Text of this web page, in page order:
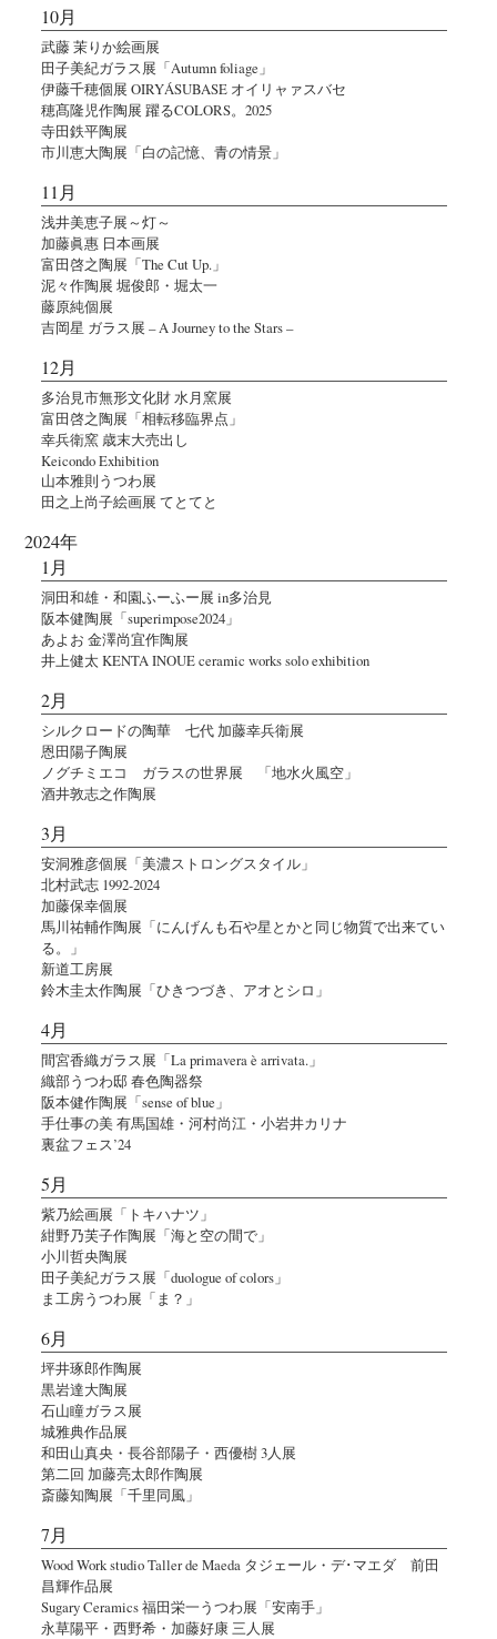
10月
武藤 茉りか絵画展
田子美紀ガラス展「Autumn foliage」
伊藤千穂個展 OIRYÁSUBASE オイリャァスバセ
穂髙隆児作陶展 躍るCOLORS。2025
寺田鉄平陶展
市川恵大陶展「白の記憶、青の情景」
11月
浅井美恵子展～灯～
加藤眞惠 日本画展
富田啓之陶展「The Cut Up.」
泥々作陶展 堀俊郎・堀太一
藤原純個展
吉岡星 ガラス展 – A Journey to the Stars –
12月
多治見市無形文化財 水月窯展
富田啓之陶展「相転移臨界点」
幸兵衛窯 歳末大売出し
Keicondo Exhibition
山本雅則うつわ展
田之上尚子絵画展 てとてと
2024年
1月
洞田和雄・和園ふーふー展 in多治見
阪本健陶展「superimpose2024」
あよお 金澤尚宜作陶展
井上健太 KENTA INOUE ceramic works solo exhibition
2月
シルクロードの陶華 七代 加藤幸兵衛展
恩田陽子陶展
ノグチミエコ ガラスの世界展 「地水火風空」
酒井敦志之作陶展
3月
安洞雅彦個展「美濃ストロングスタイル」
北村武志 1992-2024
加藤保幸個展
馬川祐輔作陶展「にんげんも石や星とかと同じ物質で出来てい
る。」
新道工房展
鈴木圭太作陶展「ひきつづき、アオとシロ」
4月
間宮香織ガラス展「La primavera è arrivata.」
織部うつわ邸 春色陶器祭
阪本健作陶展「sense of blue」
手仕事の美 有馬国雄・河村尚江・小岩井カリナ
裏盆フェス’24
5月
紫乃絵画展「トキハナツ」
紺野乃芙子作陶展「海と空の間で」
小川哲央陶展
田子美紀ガラス展「duologue of colors」
ま工房うつわ展「ま？」
6月
坪井琢郎作陶展
黒岩達大陶展
石山瞳ガラス展
城雅典作品展
和田山真央・長谷部陽子・西優樹 3人展
第二回 加藤亮太郎作陶展
斎藤知陶展「千里同風」
7月
Wood Work studio Taller de Maeda タジェール・デ･マエダ 前田
昌輝作品展
Sugary Ceramics 福田栄一うつわ展「安南手」
永草陽平・西野希・加藤好康 三人展